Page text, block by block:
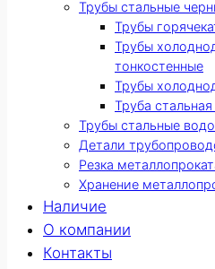
Трубы стальные
Трубы
Трубы
тонкостенные
Трубы
Труба
Трубы стальные
Детали
Резка
Хранение
Наличие
О компании
Контакты